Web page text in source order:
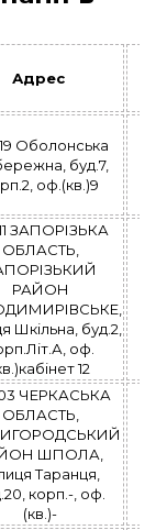
Адрес
Оболонська
буд.7,
оф.(кв.)9
ЗАПОРІЗЬКА
ОБЛАСТЬ,
РАЙОН
Шкільна, буд.2,
оф.
12
ЧЕРКАСЬКА
ОБЛАСТЬ,
ШПОЛА,
Таранця,
корп.-, оф.
(кв.)-